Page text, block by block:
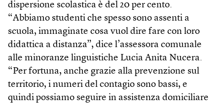
dispersione scolastica è del 20 per cento.
“Abbiamo studenti che spesso sono assenti a
scuola, immaginate cosa vuol dire fare con loro
didattica a distanza”, dice l’assessora comunale
alle minoranze linguistiche Lucia Anita Nucera.
“Per fortuna, anche grazie alla prevenzione sul
territorio, i numeri del contagio sono bassi, e
quindi possiamo seguire in assistenza domiciliare